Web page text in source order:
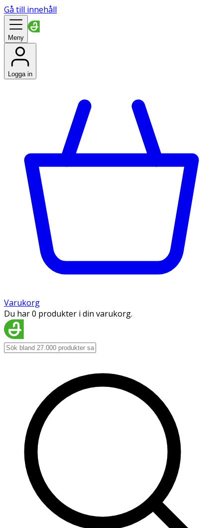
Gå till innehåll
Meny
Logga in
Varukorg
Du har 0 produkter i din varukorg.